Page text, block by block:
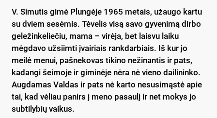
V. Simutis gimė Plungėje 1965 metais, užaugo kartu
su dviem sesėmis. Tėvelis visą savo gyvenimą dirbo
geležinkeliečiu, mama – virėja, bet laisvu laiku
mėgdavo užsiimti įvairiais rankdarbiais. Iš kur jo
meilė menui, pašnekovas tikino nežinantis ir pats,
kadangi šeimoje ir giminėje nėra nė vieno dailininko.
Augdamas Valdas ir pats nė karto nesusimąstė apie
tai, kad vėliau panirs į meno pasaulį ir net mokys jo
subtilybių vaikus.